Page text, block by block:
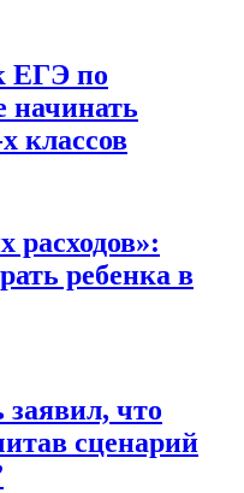
ЕГЭ по
начинать
классов
расходов»:
ребенка в
что
сценарий